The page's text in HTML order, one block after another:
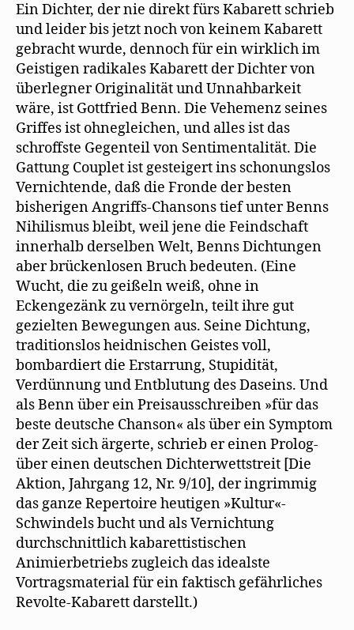
Ein Dichter, der nie direkt fürs Kabarett schrieb
und leider bis jetzt noch von keinem Kabarett
gebracht wurde, dennoch für ein wirklich im
Geistigen radikales Kabarett der Dichter von
überlegner Originalität und Unnahbarkeit
wäre, ist Gottfried Benn. Die Vehemenz seines
Griffes ist ohnegleichen, und alles ist das
schroffste Gegenteil von Sentimentalität. Die
Gattung Couplet ist gesteigert ins schonungslos
Vernichtende, daß die Fronde der besten
bisherigen Angriffs-Chansons tief unter Benns
Nihilismus bleibt, weil jene die Feindschaft
innerhalb derselben Welt, Benns Dichtungen
aber brückenlosen Bruch bedeuten. (Eine
Wucht, die zu geißeln weiß, ohne in
Eckengezänk zu vernörgeln, teilt ihre gut
gezielten Bewegungen aus. Seine Dichtung,
traditionslos heidnischen Geistes voll,
bombardiert die Erstarrung, Stupidität,
Verdünnung und Entblutung des Daseins. Und
als Benn über ein Preisausschreiben »für das
beste deutsche Chanson« als über ein Symptom
der Zeit sich ärgerte, schrieb er einen Prolog-
über einen deutschen Dichterwettstreit [Die
Aktion, Jahrgang 12, Nr. 9/10], der ingrimmig
das ganze Repertoire heutigen »Kultur«-
Schwindels bucht und als Vernichtung
durchschnittlich kabarettistischen
Animierbetriebs zugleich das idealste
Vortragsmaterial für ein faktisch gefährliches
Revolte-Kabarett darstellt.)